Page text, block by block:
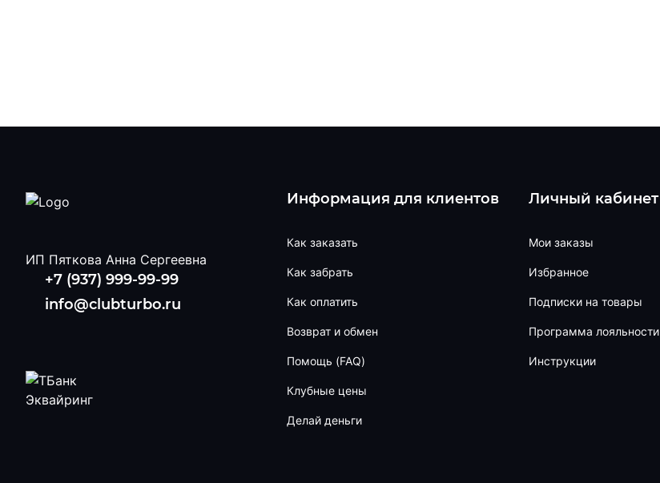
ИП Пяткова Анна Сергеевна
+7 (937) 999-99-99
info@clubturbo.ru
Информация для клиентов
Как заказать
Как забрать
Как оплатить
Возврат и обмен
Помощь (FAQ)
Клубные цены
Делай деньги
Личный кабинет
Мои заказы
Избранное
Подписки на товары
Программа лояльности
Инструкции